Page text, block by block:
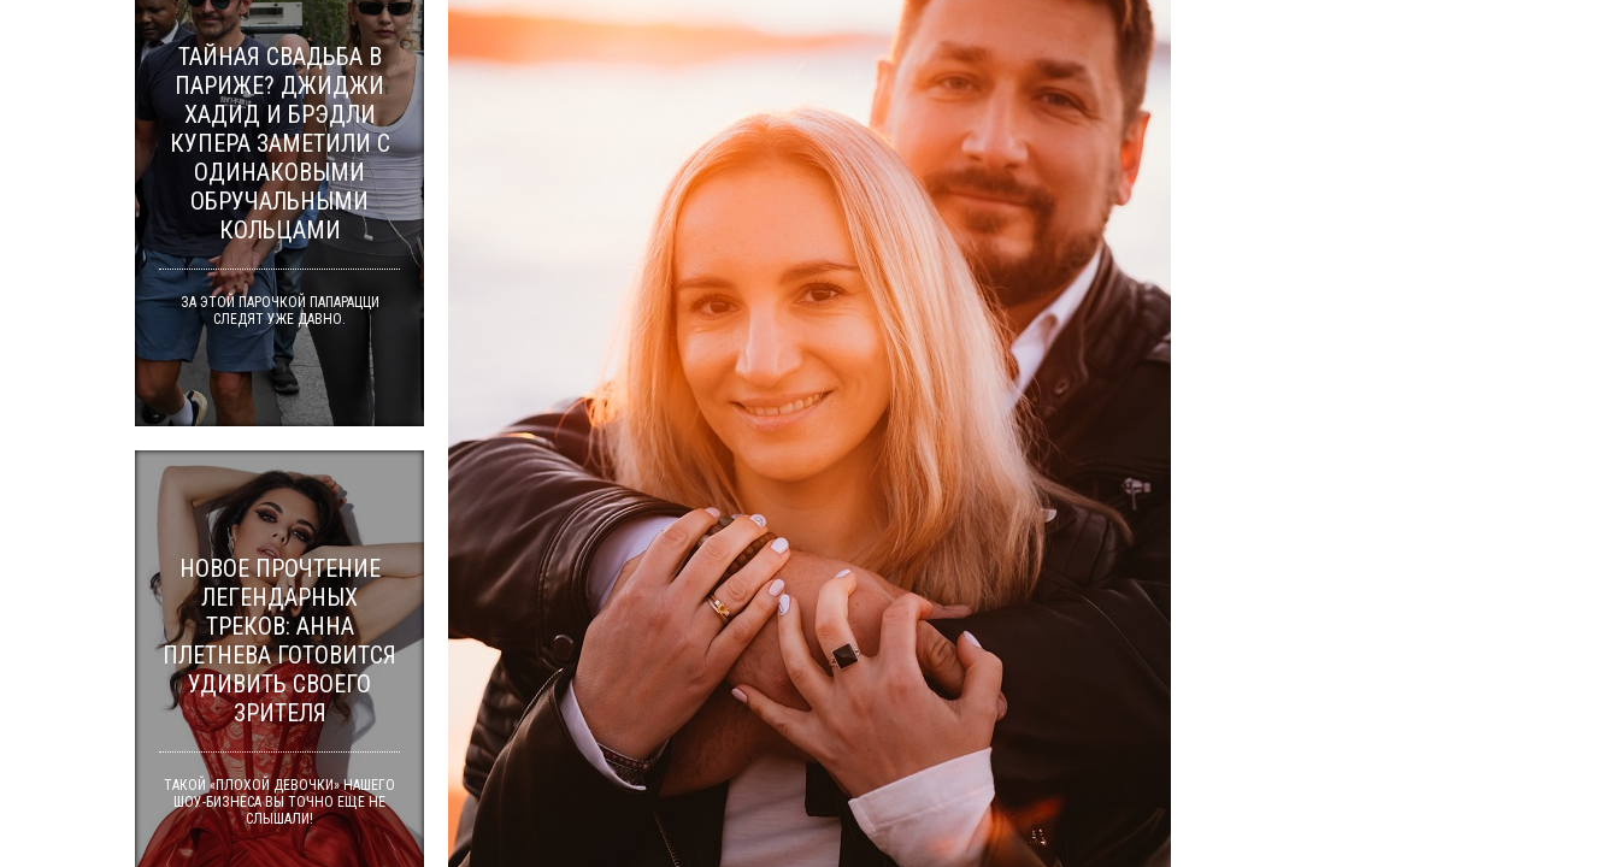
ТАЙНАЯ СВАДЬБА В
ПАРИЖЕ? ДЖИДЖИ
ХАДИД И БРЭДЛИ
КУПЕРА ЗАМЕТИЛИ С
ОДИНАКОВЫМИ
ОБРУЧАЛЬНЫМИ
КОЛЬЦАМИ
ЗА ЭТОЙ ПАРОЧКОЙ ПАПАРАЦЦИ
СЛЕДЯТ УЖЕ ДАВНО.
НОВОЕ ПРОЧТЕНИЕ
ЛЕГЕНДАРНЫХ
ТРЕКОВ: АННА
ПЛЕТНЕВА ГОТОВИТСЯ
УДИВИТЬ СВОЕГО
ЗРИТЕЛЯ
ТАКОЙ «ПЛОХОЙ ДЕВОЧКИ» НАШЕГО
ШОУ-БИЗНЕСА ВЫ ТОЧНО ЕЩЕ НЕ
СЛЫШАЛИ!